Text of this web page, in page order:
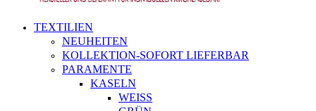
TEXTILIEN
NEUHEITEN
KOLLEKTION-SOFORT LIEFERBAR
PARAMENTE
KASELN
WEISS